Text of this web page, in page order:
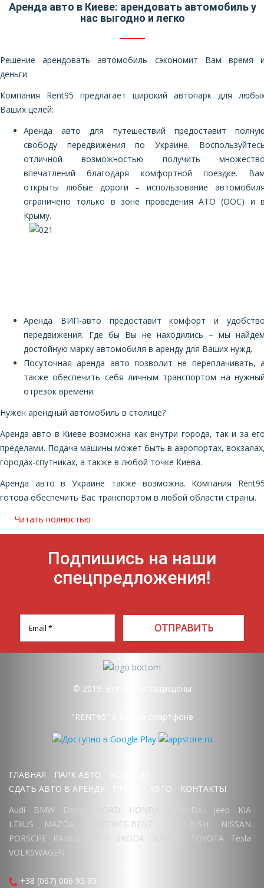
Аренда авто в Киеве: арендовать автомобиль у
нас выгодно и легко
Решение арендовать автомобиль сэкономит Вам время
деньги.
Компания Rent95 предлагает широкий автопарк для
Ваших целей:
Аренда авто для путешествий предоставит
свободу передвижения по Украине.
отличной возможностью получить
впечатлений благодаря комфортной поездке.
открыты любые дороги – использование
ограничено только в зоне проведения АТО (ООС) и
Крыму.
Аренда ВИП-авто предоставит комфорт и
передвижения. Где бы Вы не находились – мы
достойную марку автомобиля в аренду для Ваших нужд.
Посуточная аренда авто позволит не переплачивать,
также обеспечить себя личным транспортом на
отрезок времени.
Нужен арендный автомобиль в столице?
Аренда авто в Киеве возможна как внутри города, так и за
пределами. Подача машины может быть в аэропортах,
городах-спутниках, а также в любой точке Киева.
Аренда авто в Украине также возможна. Компания
готова обеспечить Вас транспортом в любой области страны.
Читать полностью
Подпишись на наши
спецпредложения!
ОТПРАВИТЬ
© 2019. Все права защищены
"RENT95" в вашем смартфоне
ГЛАВНАЯ ПАРК АВТО
СДАТЬ АВТО В АРЕНДУ
ПРОКАТ АВТО
КОНТАКТЫ
Audi
BMW Dodge FORD HONDA HYUNDAI Jeep
KIA
LEXUS
MAZDA MERCEDES-BENZ MITSUBISHI
NISSAN
PORSCHE
RANGE ROVER SKODA TOYOTA
Tesla
VOLKSWAGEN
+38 (067) 006 95 95